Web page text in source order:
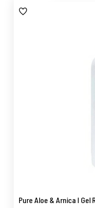
Pure Aloe & Arnica I